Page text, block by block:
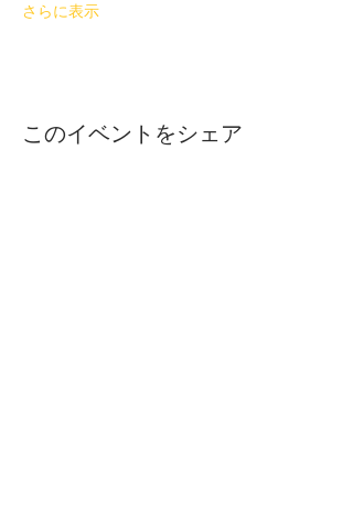
さらに表示
このイベントをシェア